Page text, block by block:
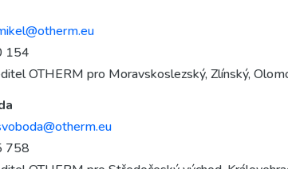
154
OTHERM pro Moravskoslezský, Zlínský,
758